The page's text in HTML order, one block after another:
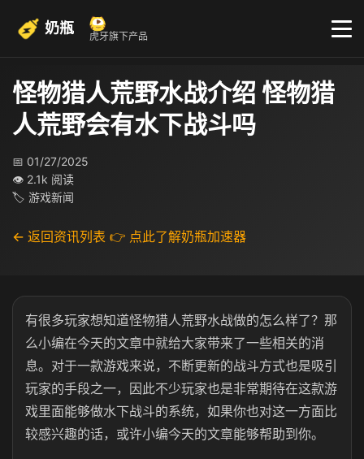
奶瓶 虎牙旗下产品
怪物猎人荒野水战介绍 怪物猎
人荒野会有水下战斗吗
📅 01/27/2025
👁 2.1k 阅读
🏷 游戏新闻
← 返回资讯列表 👉 点此了解奶瓶加速器
有很多玩家想知道怪物猎人荒野水战做的怎么样了？那
么小编在今天的文章中就给大家带来了一些相关的消
息。对于一款游戏来说，不断更新的战斗方式也是吸引
玩家的手段之一，因此不少玩家也是非常期待在这款游
戏里面能够做水下战斗的系统，如果你也对这一方面比
较感兴趣的话，或许小编今天的文章能够帮助到你。